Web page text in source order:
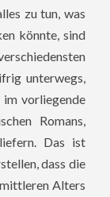
zu tun, was
könnte, sind
unterwegs,
vorliegende
Romans,
Das ist
dass die
Alters